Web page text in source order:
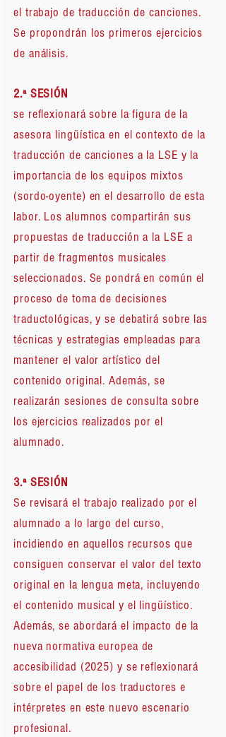
el trabajo de traducción de canciones.
Se propondrán los primeros ejercicios
de análisis.
2.ª SESIÓN
se reflexionará sobre la figura de la
asesora lingüística en el contexto de la
traducción de canciones a la LSE y la
importancia de los equipos mixtos
(sordo-oyente) en el desarrollo de esta
labor. Los alumnos compartirán sus
propuestas de traducción a la LSE a
partir de fragmentos musicales
seleccionados. Se pondrá en común el
proceso de toma de decisiones
traductológicas, y se debatirá sobre las
técnicas y estrategias empleadas para
mantener el valor artístico del
contenido original. Además, se
realizarán sesiones de consulta sobre
los ejercicios realizados por el
alumnado.
3.ª SESIÓN
Se revisará el trabajo realizado por el
alumnado a lo largo del curso,
incidiendo en aquellos recursos que
consiguen conservar el valor del texto
original en la lengua meta, incluyendo
el contenido musical y el lingüístico.
Además, se abordará el impacto de la
nueva normativa europea de
accesibilidad (2025) y se reflexionará
sobre el papel de los traductores e
intérpretes en este nuevo escenario
profesional.